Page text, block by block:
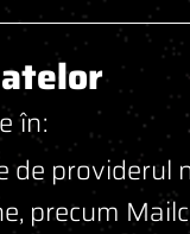
în:
de providerul
precum